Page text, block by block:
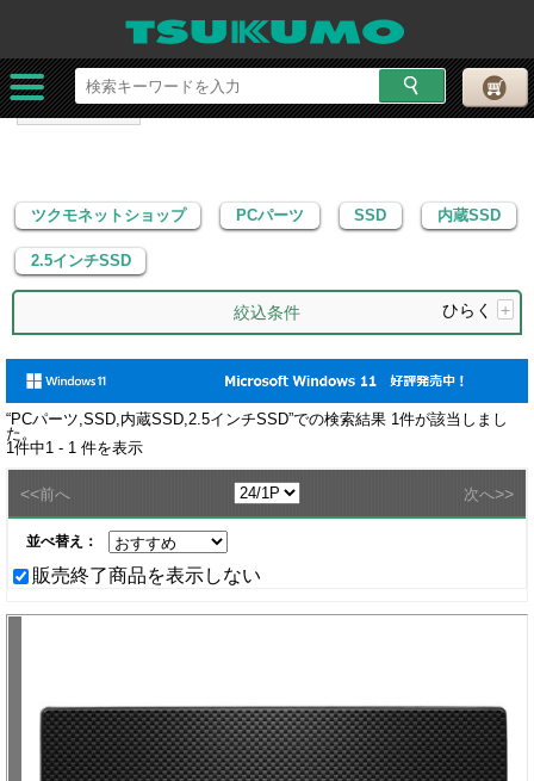
ツクモネットショップ PCパーツ
内蔵SSD
2.5インチSSD
ツクモネットショップ PCパーツ SSD 内蔵SSD
2.5インチSSD
絞込条件 ひらく +
“PCパーツ,SSD,内蔵SSD,2.5インチSSD”での検索結果 1 件が該当しまし
た。
1 件中1 - 1 件を表示
<<前へ 次へ>>
並べ替え：
販売終了商品を表示しない